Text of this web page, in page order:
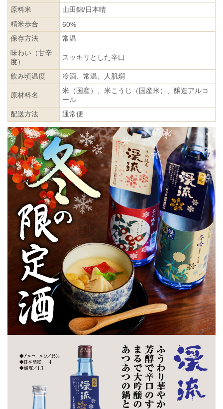
原料米
山田錦/日本晴
精米歩合
60%
保存方法
常温
味わい（甘辛
度）
スッキリとした辛口
飲み頃温度 冷酒、常温、人肌燗
原材料名
米（国産）、米こうじ（国産米）、醸造アルコ
ール
配送方法
通常便